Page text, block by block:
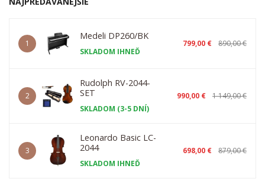
1
Medeli DP260/BK
SKLADOM IHNEĎ
799,00 € 890,00 €
2
Rudolph RV-2044-
SET
SKLADOM (3-5 DNÍ)
990,00 € 1 149,00 €
3
Leonardo Basic LC-
2044
SKLADOM IHNEĎ
698,00 € 879,00 €